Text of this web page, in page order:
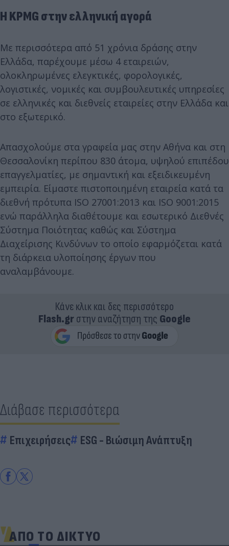
HKPMGστην ελληνική αγορά
Με περισσότερα από 51 χρόνια δράσης στην
Ελλάδα, παρέχουμε μέσω 4 εταιρειών,
ολοκληρωμένες ελεγκτικές, φορολογικές,
λογιστικές, νομικές και συμβουλευτικές υπηρεσίες
σε ελληνικές και διεθνείς εταιρείες στην Ελλάδα και
στο εξωτερικό.
Απασχολούμε στα γραφεία μας στην Αθήνα και στη
Θεσσαλονίκη περίπου 830 άτομα, υψηλού επιπέδου
επαγγελματίες, με σημαντική και εξειδικευμένη
εμπειρία. Είμαστε πιστοποιημένη εταιρεία κατά τα
διεθνή πρότυπα ISO 27001:2013 και ISO 9001:2015
ενώ παράλληλα διαθέτουμε και εσωτερικό Διεθνές
Σύστημα Ποιότητας καθώς και Σύστημα
Διαχείρισης Κινδύνων το οποίο εφαρμόζεται κατά
τη διάρκεια υλοποίησης έργων που
αναλαμβάνουμε.
Κάνε κλικ και δες περισσότερο
Flash.grστην αναζήτηση της Google
Διάβασε περισσότερα
Επιχειρήσεις ESG - Bιώσιμη Aνάπτυξη
ΑΠΟ ΤΟ ΔΙΚΤΥΟ